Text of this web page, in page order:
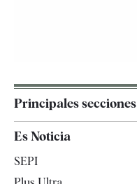
Principales secciones
Es Noticia
SEPI